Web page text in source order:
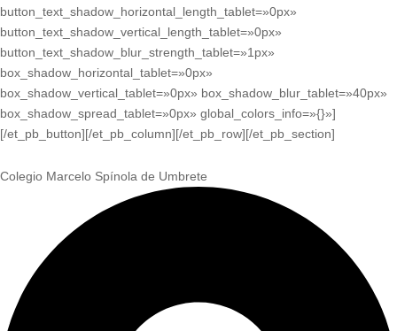
button_text_shadow_horizontal_length_tablet=»0px»
button_text_shadow_vertical_length_tablet=»0px»
button_text_shadow_blur_strength_tablet=»1px»
box_shadow_horizontal_tablet=»0px»
box_shadow_vertical_tablet=»0px» box_shadow_blur_tablet=»40px»
box_shadow_spread_tablet=»0px» global_colors_info=»{}»]
[/et_pb_button][/et_pb_column][/et_pb_row][/et_pb_section]
Colegio Marcelo Spínola de Umbrete